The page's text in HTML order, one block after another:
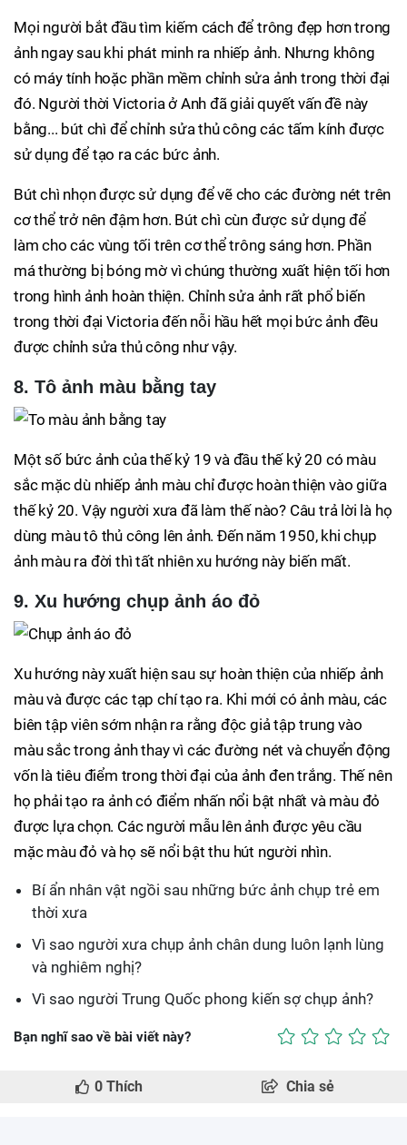
Mọi người bắt đầu tìm kiếm cách để trông đẹp hơn trong
ảnh ngay sau khi phát minh ra nhiếp ảnh. Nhưng không
có máy tính hoặc phần mềm chỉnh sửa ảnh trong thời đại
đó. Người thời Victoria ở Anh đã giải quyết vấn đề này
bằng... bút chì để chỉnh sửa thủ công các tấm kính được
sử dụng để tạo ra các bức ảnh.
Bút chì nhọn được sử dụng để vẽ cho các đường nét trên
cơ thể trở nên đậm hơn. Bút chì cùn được sử dụng để
làm cho các vùng tối trên cơ thể trông sáng hơn. Phần
má thường bị bóng mờ vì chúng thường xuất hiện tối hơn
trong hình ảnh hoàn thiện. Chỉnh sửa ảnh rất phổ biến
trong thời đại Victoria đến nỗi hầu hết mọi bức ảnh đều
được chỉnh sửa thủ công như vậy.
8. Tô ảnh màu bằng tay
Một số bức ảnh của thế kỷ 19 và đầu thế kỷ 20 có màu
sắc mặc dù nhiếp ảnh màu chỉ được hoàn thiện vào giữa
thế kỷ 20. Vậy người xưa đã làm thế nào? Câu trả lời là họ
dùng màu tô thủ công lên ảnh. Đến năm 1950, khi chụp
ảnh màu ra đời thì tất nhiên xu hướng này biến mất.
9. Xu hướng chụp ảnh áo đỏ
Xu hướng này xuất hiện sau sự hoàn thiện của nhiếp ảnh
màu và được các tạp chí tạo ra. Khi mới có ảnh màu, các
biên tập viên sớm nhận ra rằng độc giả tập trung vào
màu sắc trong ảnh thay vì các đường nét và chuyển động
vốn là tiêu điểm trong thời đại của ảnh đen trắng. Thế nên
họ phải tạo ra ảnh có điểm nhấn nổi bật nhất và màu đỏ
được lựa chọn. Các người mẫu lên ảnh được yêu cầu
mặc màu đỏ và họ sẽ nổi bật thu hút người nhìn.
Bí ẩn nhân vật ngồi sau những bức ảnh chụp trẻ em
thời xưa
Vì sao người xưa chụp ảnh chân dung luôn lạnh lùng
và nghiêm nghị?
Vì sao người Trung Quốc phong kiến sợ chụp ảnh?
Bạn nghĩ sao về bài viết này?
0 Thích Chia sẻ